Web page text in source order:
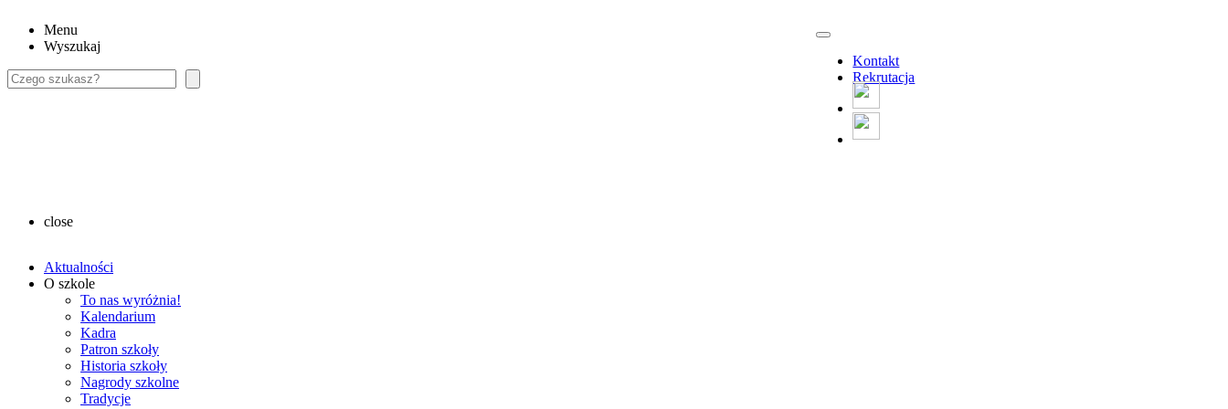
Menu
Wyszukaj
Szukaj
Kontakt
Rekrutacja
close
Aktualności
O szkole
To nas wyróżnia!
Kalendarium
Kadra
Patron szkoły
Historia szkoły
Nagrody szkolne
Tradycje